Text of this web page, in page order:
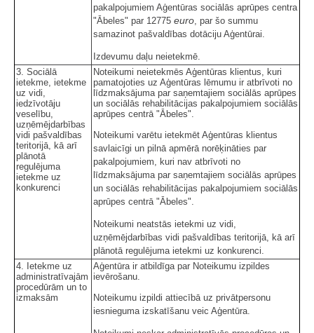
pakalpojumiem Aģentūras sociālās aprūpes centra
"Ābeles" par 12775 euro , par šo summu
samazinot pašvaldības dotāciju Aģentūrai.
Izdevumu daļu neietekmē.
3. Sociālā
ietekme, ietekme
uz vidi,
iedzīvotāju
veselību,
uzņēmējdarbības
vidi pašvaldības
teritorijā, kā arī
plānotā
regulējuma
ietekme uz
konkurenci
Noteikumi neietekmēs Aģentūras klientus, kuri
pamatojoties uz Aģentūras lēmumu ir atbrīvoti no
līdzmaksājuma par saņemtajiem sociālās aprūpes
un sociālās rehabilitācijas pakalpojumiem sociālās
aprūpes centrā "Ābeles".
Noteikumi varētu ietekmēt Aģentūras klientus
savlaicīgi un pilnā apmērā norēķināties par
pakalpojumiem, kuri nav atbrīvoti no
līdzmaksājuma par saņemtajiem sociālās aprūpes
un sociālās rehabilitācijas pakalpojumiem sociālās
aprūpes centrā "Ābeles".
Noteikumi neatstās ietekmi uz vidi,
uzņēmējdarbības vidi pašvaldības teritorijā, kā arī
plānotā regulējuma ietekmi uz konkurenci.
4. Ietekme uz
administratīvajām
procedūrām un to
izmaksām
Aģentūra ir atbildīga par Noteikumu izpildes
ievērošanu.
Noteikumu izpildi attiecībā uz privātpersonu
iesnieguma izskatīšanu veic Aģentūra.